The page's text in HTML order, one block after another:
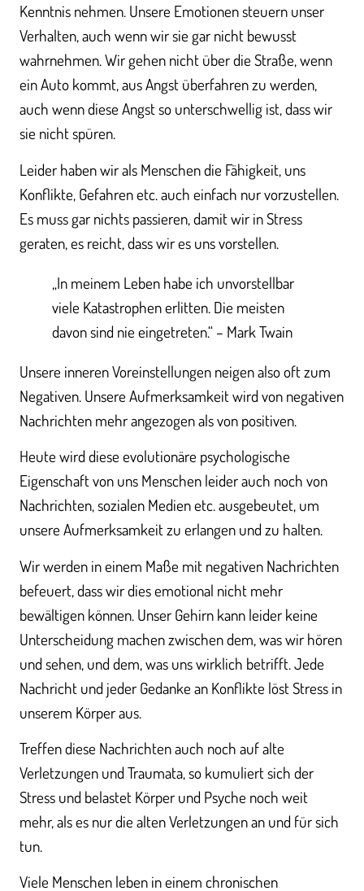
Kenntnis nehmen. Unsere Emotionen steuern unser
Verhalten, auch wenn wir sie gar nicht bewusst
wahrnehmen. Wir gehen nicht über die Straße, wenn
ein Auto kommt, aus Angst überfahren zu werden,
auch wenn diese Angst so unterschwellig ist, dass wir
sie nicht spüren.
Leider haben wir als Menschen die Fähigkeit, uns
Konflikte, Gefahren etc. auch einfach nur vorzustellen.
Es muss gar nichts passieren, damit wir in Stress
geraten, es reicht, dass wir es uns vorstellen.
„In meinem Leben habe ich unvorstellbar
viele Katastrophen erlitten. Die meisten
davon sind nie eingetreten.“ – Mark Twain
Unsere inneren Voreinstellungen neigen also oft zum
Negativen. Unsere Aufmerksamkeit wird von negativen
Nachrichten mehr angezogen als von positiven.
Heute wird diese evolutionäre psychologische
Eigenschaft von uns Menschen leider auch noch von
Nachrichten, sozialen Medien etc. ausgebeutet, um
unsere Aufmerksamkeit zu erlangen und zu halten.
Wir werden in einem Maße mit negativen Nachrichten
befeuert, dass wir dies emotional nicht mehr
bewältigen können. Unser Gehirn kann leider keine
Unterscheidung machen zwischen dem, was wir hören
und sehen, und dem, was uns wirklich betrifft. Jede
Nachricht und jeder Gedanke an Konflikte löst Stress in
unserem Körper aus.
Treffen diese Nachrichten auch noch auf alte
Verletzungen und Traumata, so kumuliert sich der
Stress und belastet Körper und Psyche noch weit
mehr, als es nur die alten Verletzungen an und für sich
tun.
Viele Menschen leben in einem chronischen